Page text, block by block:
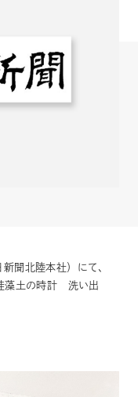
聞北陸本社）にて、
藻土の時計 洗い出